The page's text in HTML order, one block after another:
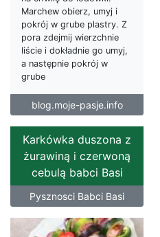
Marchew obierz, umyj i
pokrój w grube plastry. Z
pora zdejmij wierzchnie
liście i dokładnie go umyj,
a następnie pokrój w
grube
blog.moje-pasje.info
Karkówka duszona z
żurawiną i czerwoną
cebulą babci Basi
Pysznosci Babci Basi